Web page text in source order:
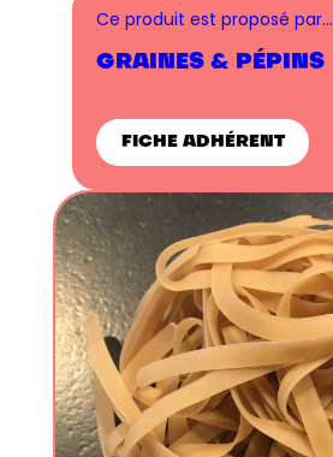
Ce produit est proposé par…
GRAINES & PÉPINS
FICHE ADHÉRENT